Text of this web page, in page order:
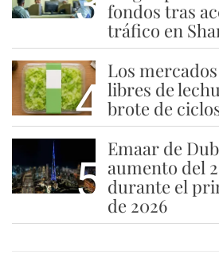
fondos tras
tráfico en
4
Los
libres de
brote de
5
Emaar de
aumento del
durante el
de 2026